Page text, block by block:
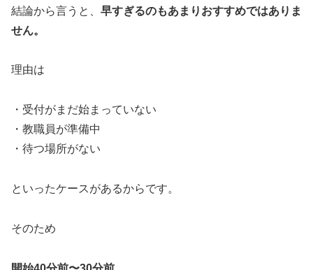
結論から言うと、 早すぎるのもあまりおすすめではありま
せん。
理由は
・受付がまだ始まっていない
・教職員が準備中
・待つ場所がない
といったケースがあるからです。
そのため